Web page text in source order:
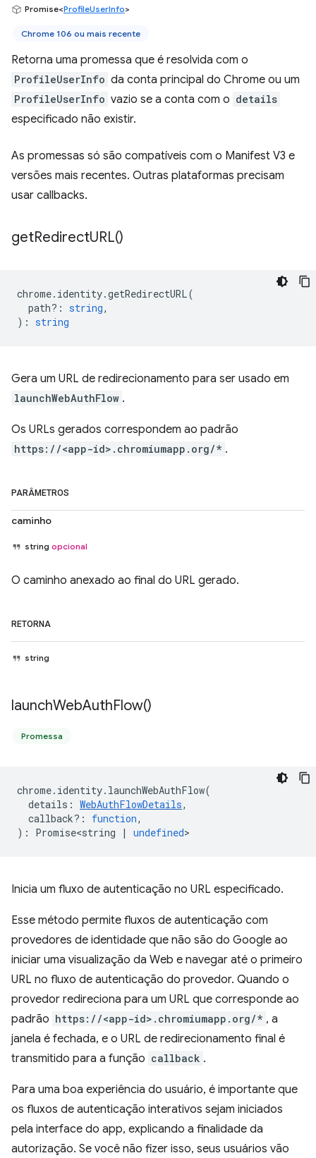
Promise<ProfileUserInfo>
Chrome 106 ou mais recente
Retorna uma promessa que é resolvida com o
ProfileUserInfo da conta principal do Chrome ou um
ProfileUserInfo vazio se a conta com o details
especificado não existir.
As promessas só são compatíveis com o Manifest V3 e
versões mais recentes. Outras plataformas precisam
usar callbacks.
getRedirectURL()
chrome. identity.getRedirectURL(
path? : string,
) : string
Gera um URL de redirecionamento para ser usado em
launchWebAuthFlow .
Os URLs gerados correspondem ao padrão
https://<app-id>.chromiumapp.org/* .
PARÂMETROS
caminho
string opcional
O caminho anexado ao final do URL gerado.
RETORNA
string
launchWebAuthFlow()
Promessa
chrome. identity. launchWebAuthFlow(
details : WebAuthFlowDetails,
callback? : function,
) : Promise<string | undefined>
Inicia um fluxo de autenticação no URL especificado.
Esse método permite fluxos de autenticação com
provedores de identidade que não são do Google ao
iniciar uma visualização da Web e navegar até o primeiro
URL no fluxo de autenticação do provedor. Quando o
provedor redireciona para um URL que corresponde ao
padrão https://<app-id>.chromiumapp.org/* , a
janela é fechada, e o URL de redirecionamento final é
transmitido para a função callback .
Para uma boa experiência do usuário, é importante que
os fluxos de autenticação interativos sejam iniciados
pela interface do app, explicando a finalidade da
autorização. Se você não fizer isso, seus usuários vão